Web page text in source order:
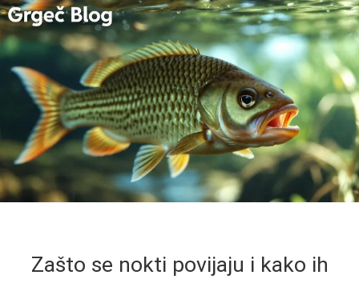
Zašto se nokti povijaju i kako ih